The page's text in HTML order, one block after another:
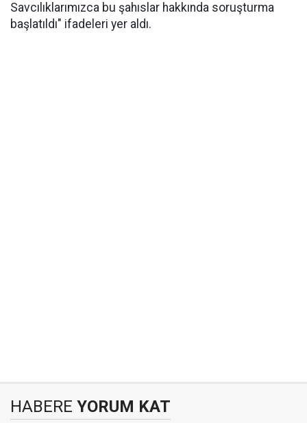
Savcılıklarımızca bu şahıslar hakkında soruşturma
başlatıldı" ifadeleri yer aldı.
HABERE YORUM KAT